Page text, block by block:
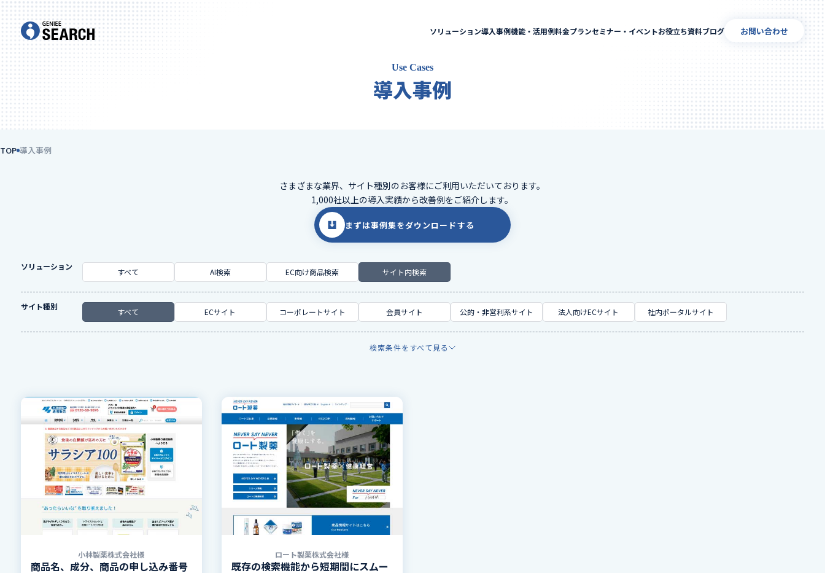
ソリューション導入事例機能・活用例料金プランセミナー・イベントお役立ち資料ブログ お問い合わせ
Use Cases
導入事例
TOP 導入事例
さまざまな業界、サイト種別のお客様にご利用いただいております。
1,000社以上の導入実績から改善例をご紹介します。
まずは事例集をダウンロードする
ソリューション
すべて AI検索 EC向け商品検索 サイト内検索
サイト種別
すべて ECサイト コーポレートサイト 会員サイト 公的・非営利系サイト 法人向けECサイト 社内ポータルサイト
検索条件をすべて見る
小林製薬株式会社様
商品名、成分、商品の申し込み番号
ロート製薬株式会社様
既存の検索機能から短期間にスムー